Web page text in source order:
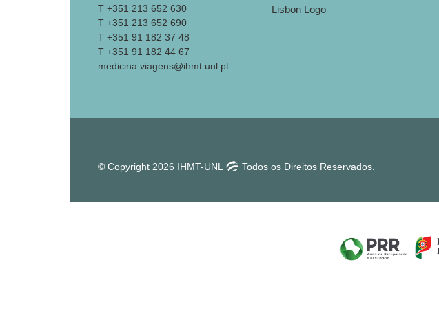
T +351 213 652 630
T +351 213 652 690
T +351 91 182 37 48
T +351 91 182 44 67
medicina.viagens@ihmt.unl.pt
© Copyright 2026 IHMT-UNL Todos os Direitos Reservados.